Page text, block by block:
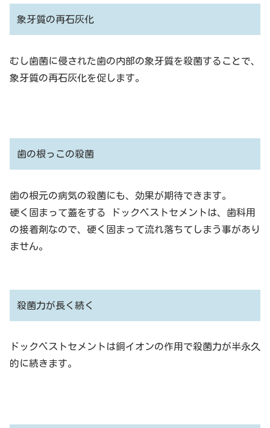
象牙質の再石灰化
むし歯菌に侵された歯の内部の象牙質を殺菌することで、
象牙質の再石灰化を促します。
歯の根っこの殺菌
歯の根元の病気の殺菌にも、効果が期待できます。
硬く固まって蓋をする ドックベストセメントは、歯科用
の接着剤なので、硬く固まって流れ落ちてしまう事があり
ません。
殺菌力が長く続く
ドックベストセメントは銅イオンの作用で殺菌力が半永久
的に続きます。